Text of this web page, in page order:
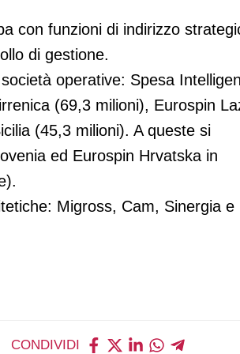
con funzioni di indirizzo
di gestione.
operative: Spesa
(69,3 milioni), Eurospin
(45,3 milioni). A queste si
ed Eurospin Hrvatska in
Migross, Cam, Sinergia e
CONDIVIDI